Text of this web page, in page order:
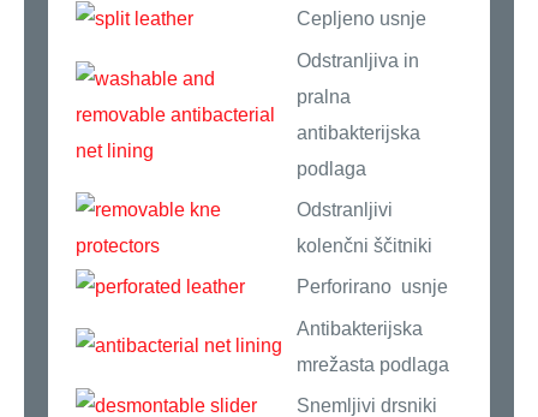
Cepljeno usnje
Odstranljiva in
pralna
antibakterijska
podlaga
Odstranljivi
kolenčni ščitniki
Perforirano usnje
Antibakterijska
mrežasta podlaga
Snemljivi drsniki